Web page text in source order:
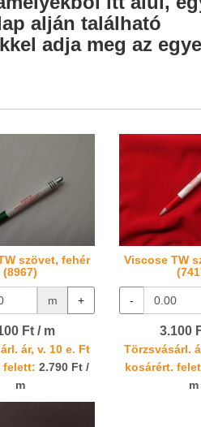
alján található
adja meg az
szövet, fehér
(8967)
m +
Ft / m
ár, v. 10 e. Ft
felett: 2.790 Ft /
m
Viscose TW
-
3.100
Törzsvásárl.
kosárért.
m